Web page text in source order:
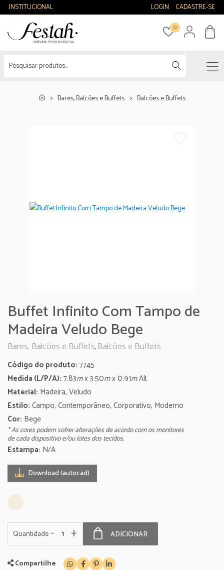
INSTITUCIONAL LOGIN CADASTRE-SE
0
Bares, Balcões e Buffets Balcões e Buffets
Buffet Infinito Com Tampo de
Madeira Veludo Bege
Bares, Balcões e Buffets, Balcões e Buffets
Código do produto: 7745
Medida (L/P/A): 7.83mx 3.50mx 0.91mAlt
Material: Madeira, Veludo
Estilo: Campo, Contemporâneo, Corporativo, Moderno
Cor: Bege
* As cores podem sofrer alterações de acordo com os monitores
de cada dispositivo e/ou lotes dos tecidos.
Estampa: N/A
Download (autocad)
Quantidade- + ADICIONAR
Compartilhe